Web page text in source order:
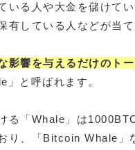
いる人や大金を儲けて
有している人などが当て
影響を与えるだけのト
」と呼ばれます。
る「Whale」は
り、「Bitcoin Whale」